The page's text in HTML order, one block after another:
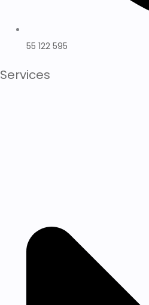
55 122 595
Services